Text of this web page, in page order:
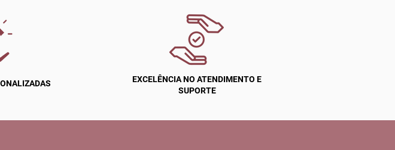
EXCELÊNCIA NO ATENDIMENTO E
SUPORTE